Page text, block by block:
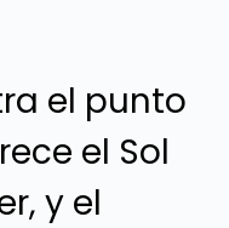
el punto
el Sol
y el